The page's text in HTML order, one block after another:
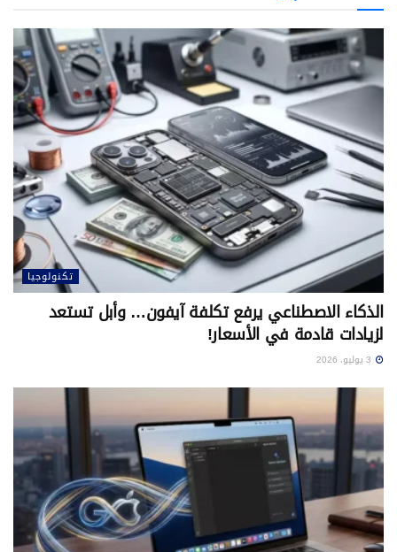
تكنولوجيا
الذكاء الاصطناعي يرفع تكلفة آيفون… وأبل تستعد
لزيادات قادمة في الأسعار!